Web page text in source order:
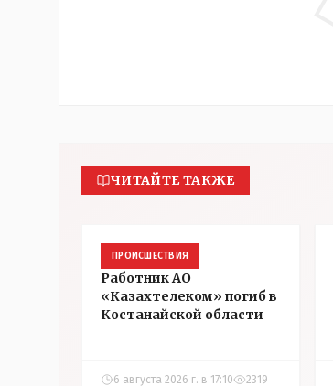
ЧИТАЙТЕ ТАКЖЕ
ПРОИСШЕСТВИЯ
Работник АО
«Казахтелеком» погиб в
Костанайской области
6 августа 2026 г. в 17:10 2319